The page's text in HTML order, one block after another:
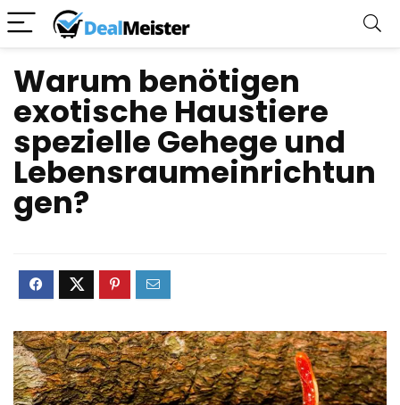
Warum benötigen
exotische Haustiere
spezielle Gehege und
Lebensraumeinrichtun
gen?